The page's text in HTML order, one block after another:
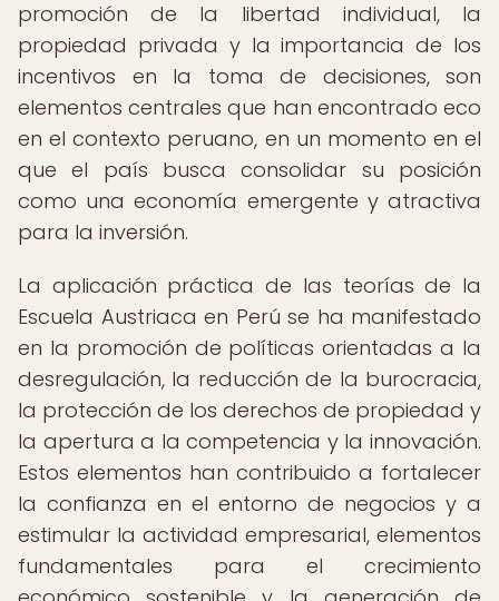
promoción de la libertad individual, la
propiedad privada y la importancia de los
incentivos en la toma de decisiones, son
elementos centrales que han encontrado eco
en el contexto peruano, en un momento en el
que el país busca consolidar su posición
como una economía emergente y atractiva
para la inversión.
La aplicación práctica de las teorías de la
Escuela Austriaca en Perú se ha manifestado
en la promoción de políticas orientadas a la
desregulación, la reducción de la burocracia,
la protección de los derechos de propiedad y
la apertura a la competencia y la innovación.
Estos elementos han contribuido a fortalecer
la confianza en el entorno de negocios y a
estimular la actividad empresarial, elementos
fundamentales para el crecimiento